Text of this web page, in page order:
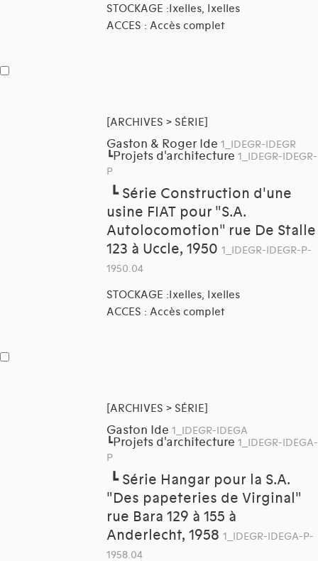
STOCKAGE :Ixelles, Ixelles
ACCES : Accès complet
[ARCHIVES > SÉRIE]
Gaston & Roger Ide 1_IDEGR-IDEGR
┗Projets d'architecture 1_IDEGR-IDEGR-
P
┗ Série Construction d'une
usine FIAT pour "S.A.
Autolocomotion" rue De Stalle
123 à Uccle, 1950 1_IDEGR-IDEGR-P-
1950.04
STOCKAGE :Ixelles, Ixelles
ACCES : Accès complet
[ARCHIVES > SÉRIE]
Gaston Ide 1_IDEGR-IDEGA
┗Projets d'architecture 1_IDEGR-IDEGA-
P
┗ Série Hangar pour la S.A.
"Des papeteries de Virginal"
rue Bara 129 à 155 à
Anderlecht, 1958 1_IDEGR-IDEGA-P-
1958.04